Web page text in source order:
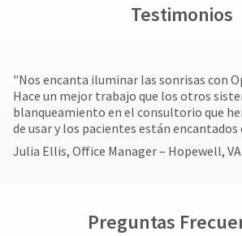
Testimonios
"Nos encanta iluminar las sonrisas con
Hace un mejor trabajo que los otros
blanqueamiento en el consultorio que
de usar y los pacientes están
Julia Ellis, Office Manager – Hopewell, VA
Preguntas